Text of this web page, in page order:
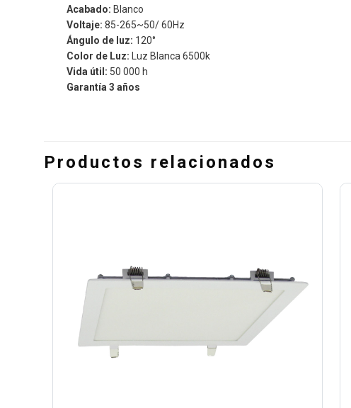
Acabado: Blanco
Voltaje: 85-265~50/ 60Hz
Ángulo de luz: 120°
Color de Luz: Luz Blanca 6500k
Vida útil: 50 000 h
Garantía 3 años
Productos relacionados